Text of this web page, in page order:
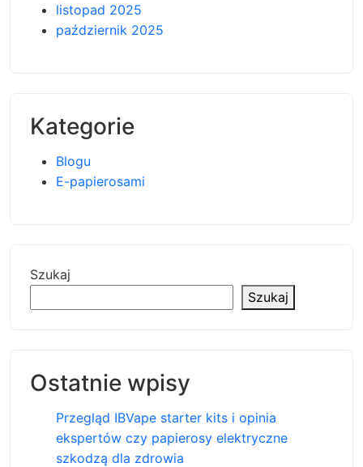
listopad 2025
październik 2025
Kategorie
Blogu
E-papierosami
Szukaj
Szukaj
Ostatnie wpisy
Przegląd IBVape starter kits i opinia
ekspertów czy papierosy elektryczne
szkodzą dla zdrowia